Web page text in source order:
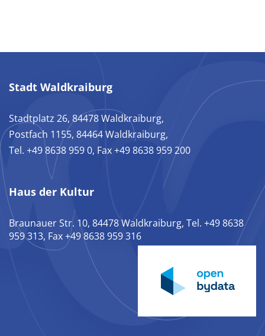
Stadt Waldkraiburg
Stadtplatz 26, 84478 Waldkraiburg,
Postfach 1155, 84464 Waldkraiburg,
Tel. +49 8638 959 0, Fax +49 8638 959 200
Haus der Kultur
Braunauer Str. 10, 84478 Waldkraiburg, Tel. +49 8638
959 313, Fax +49 8638 959 316